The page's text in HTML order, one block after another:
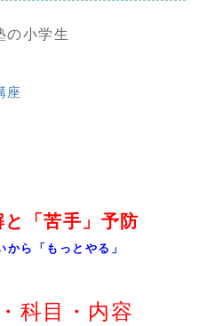
の小学生
座
「苦手」予防
ら「もっとやる」
科目・内容